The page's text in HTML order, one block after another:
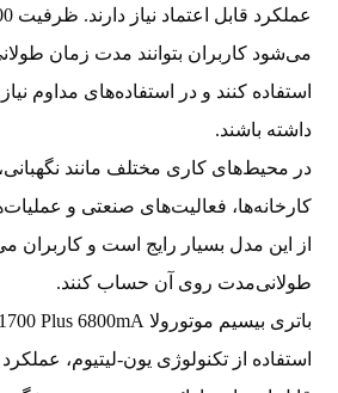
می‌شود کاربران بتوانند مدت زمان
استفاده کنند و در استفاده‌های مداوم
داشته باشند.
در محیط‌های کاری مختلف مانند
کارخانه‌ها، فعالیت‌های صنعتی و
از این مدل بسیار رایج است و کاربران
طولانی‌مدت روی آن حساب کنند.
استفاده از تکنولوژی یون-لیتیوم،